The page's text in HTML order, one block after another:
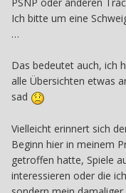
PSNP oder anderen
Ich bitte um eine
…
Das bedeutet auch, ich
alle Übersichten etwas
sad
Vielleicht erinnert sich
Beginn hier in meinem
getroffen hatte, Spiele
interessieren oder die